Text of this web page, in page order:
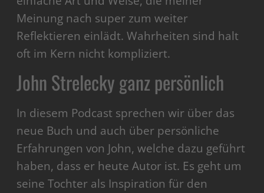
Meinung nach super zum weiter
Reflektieren einlädt. Wahrheiten sind halt
oft im Kern nicht kompliziert.
John Strelecky ganz persönlich
In diesem Podcast sprechen wir über das
neue Buch und auch über persönliche
Erfahrungen von John, welche dazu geführt
haben, dass er heute Autor ist. Es geht um
seine Tochter als Inspiration für den